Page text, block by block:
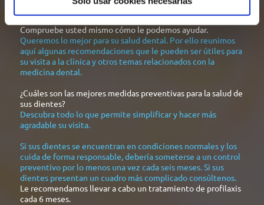
Compruebe usted mismo cómo le podemos ayudar.
Queremos lo mejor para su salud dental. Por ello reunimos
aquí algunas recomendaciones que le pueden ser útiles para
su visita a la clínica y otros temas relacionados con la
medicina dental.
¿Cuáles son las mejores medidas preventivas para la salud de
sus dientes?
Descubra todo lo que permite simplificar y hacer más
agradable su visita.
Si sus dientes se encuentran en condiciones normales y los
cuida de forma responsable, debería someterse a un control
preventivo por lo menos una vez cada seis meses. Si sus
dientes presentan un cuadro más complicado consúltenos.
Le recomendamos llevar a cabo un tratamiento de profilaxis
cada 6 meses.